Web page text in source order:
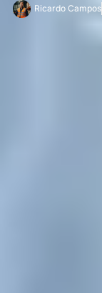
Ricardo Campos